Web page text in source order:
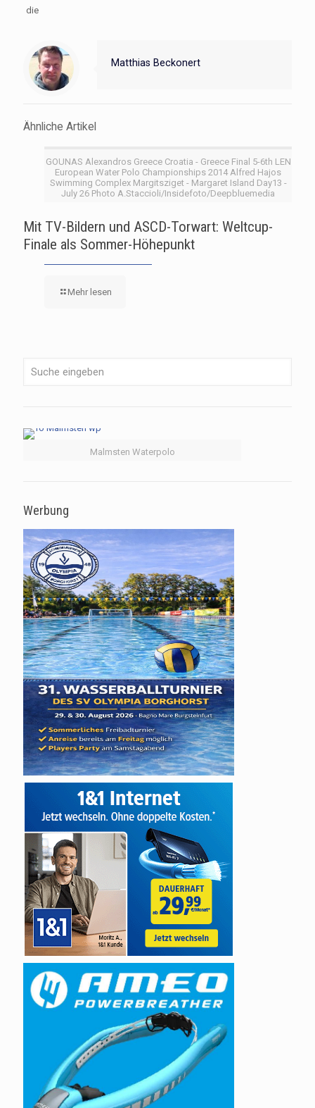
die
Matthias Beckonert
Ähnliche Artikel
GOUNAS Alexandros Greece Croatia - Greece Final 5-6th LEN
European Water Polo Championships 2014 Alfred Hajos
Swimming Complex Margitsziget - Margaret Island Day13 -
July 26 Photo A.Staccioli/Insidefoto/Deepbluemedia
Mit TV-Bildern und ASCD-Torwart: Weltcup-
Finale als Sommer-Höhepunkt
Mehr lesen
Malmsten Waterpolo
Werbung